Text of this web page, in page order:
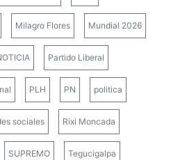
Milagro Flores Mundial 2026
Partido Liberal
PLH PN politica
sociales Rixi Moncada
SUPREMO Tegucigalpa